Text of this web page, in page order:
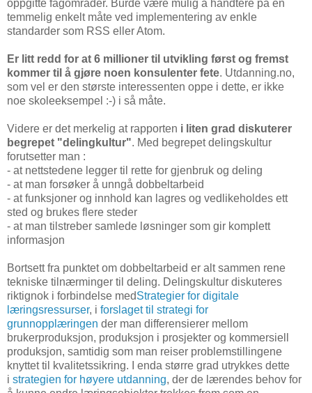
oppgitte fagområder. Burde være mulig å håndtere på en
temmelig enkelt måte ved implementering av enkle
standarder som RSS eller Atom.
Er litt redd for at 6 millioner til utvikling først og fremst
kommer til å gjøre noen konsulenter fete. Utdanning.no,
som vel er den største interessenten oppe i dette, er ikke
noe skoleeksempel :-) i så måte.
Videre er det merkelig at rapporten i liten grad diskuterer
begrepet "delingkultur". Med begrepet delingskultur
forutsetter man :
- at nettstedene legger til rette for gjenbruk og deling
- at man forsøker å unngå dobbeltarbeid
- at funksjoner og innhold kan lagres og vedlikeholdes ett
sted og brukes flere steder
- at man tilstreber samlede løsninger som gir komplett
informasjon
Bortsett fra punktet om dobbeltarbeid er alt sammen rene
tekniske tilnærminger til deling. Delingskultur diskuteres
riktignok i forbindelse medStrategier for digitale
læringsressurser, i forslaget til strategi for
grunnopplæringen der man differensierer mellom
brukerproduksjon, produksjon i prosjekter og kommersiell
produksjon, samtidig som man reiser problemstillingene
knyttet til kvalitetssikring. I enda større grad utrykkes dette
i strategien for høyere utdanning, der de lærendes behov for